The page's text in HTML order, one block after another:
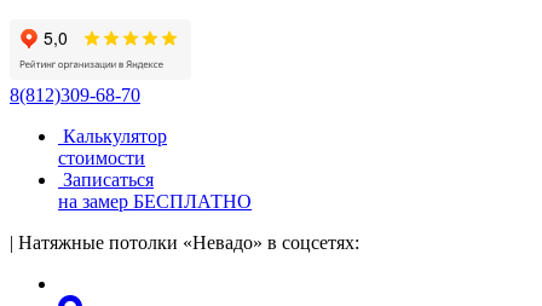
8(812)309-68-70
Калькулятор
стоимости
Записаться
на замер БЕСПЛАТНО
| Натяжные потолки «Невадо» в соцсетях: